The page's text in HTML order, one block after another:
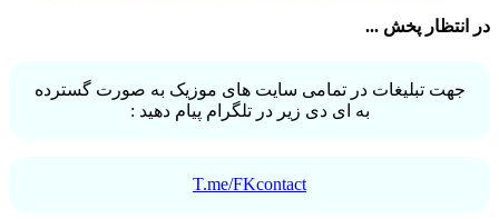
آرش قیصر خواه
آرش کسری1
آرش کیهان1
در انتظار پخش ...
جهت تبلیغات در تمامی سایت های موزیک به صورت گسترده
به ای دی زیر در تلگرام پیام دهید :
T.me/FKcontact